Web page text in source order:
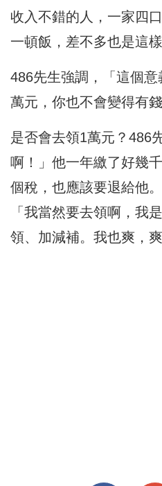
收入不錯的人，一家四
一頓飯，差不多也是這樣
486先生強調，「這個
萬元，你也不會變得有錢
是否會去領1萬元？486
啊！」他一年繳了好幾
個稅，也應該要退給他
「我當然要去領啊，我
領、加減補。我也爽，